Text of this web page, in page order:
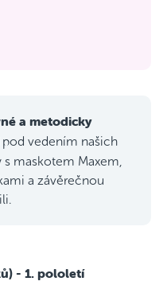
a metodicky
vedením našich
s maskotem Maxem,
a závěrečnou
- 1. pololetí